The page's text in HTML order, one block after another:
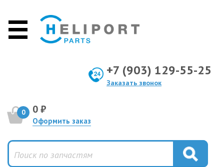
+7 (903) 129-55-25
Заказать звонок
0 0 ₽
Оформить заказ